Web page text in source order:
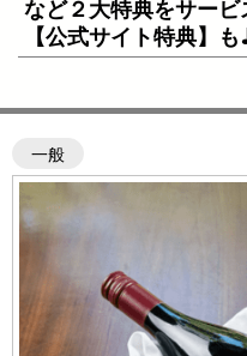
など２大特典をサー
【公式サイト特典】
一般